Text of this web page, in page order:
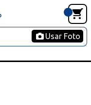
Usar Foto